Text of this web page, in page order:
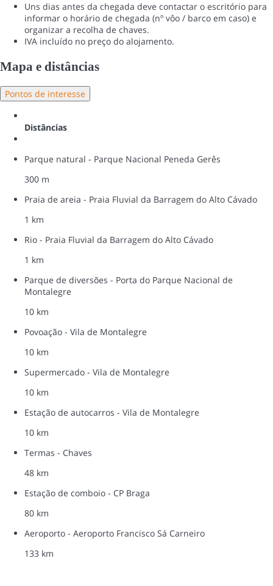
Uns dias antes da chegada deve contactar o escritório para
informar o horário de chegada (nº vôo / barco em caso) e
organizar a recolha de chaves.
IVA incluído no preço do alojamento.
Mapa e distâncias
Pontos de interesse
Distâncias
Parque natural - Parque Nacional Peneda Gerês
300 m
Praia de areia - Praia Fluvial da Barragem do Alto Cávado
1 km
Rio - Praia Fluvial da Barragem do Alto Cávado
1 km
Parque de diversões - Porta do Parque Nacional de
Montalegre
10 km
Povoação - Vila de Montalegre
10 km
Supermercado - Vila de Montalegre
10 km
Estação de autocarros - Vila de Montalegre
10 km
Termas - Chaves
48 km
Estação de comboio - CP Braga
80 km
Aeroporto - Aeroporto Francisco Sá Carneiro
133 km